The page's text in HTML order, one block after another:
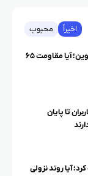
اخیراً محبوب
گزارش اشتغال آمریکا و آینده بیت کوین؛ آیا مقاومت ۶۵
تا پایان
آیا روند نزولی